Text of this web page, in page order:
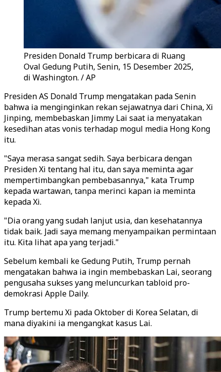
Presiden Donald Trump berbicara di Ruang
Oval Gedung Putih, Senin, 15 Desember 2025,
di Washington. / AP
Presiden AS Donald Trump mengatakan pada Senin
bahwa ia menginginkan rekan sejawatnya dari China, Xi
Jinping, membebaskan Jimmy Lai saat ia menyatakan
kesedihan atas vonis terhadap mogul media Hong Kong
itu.
"Saya merasa sangat sedih. Saya berbicara dengan
Presiden Xi tentang hal itu, dan saya meminta agar
mempertimbangkan pembebasannya," kata Trump
kepada wartawan, tanpa merinci kapan ia meminta
kepada Xi.
"Dia orang yang sudah lanjut usia, dan kesehatannya
tidak baik. Jadi saya memang menyampaikan permintaan
itu. Kita lihat apa yang terjadi."
Sebelum kembali ke Gedung Putih, Trump pernah
mengatakan bahwa ia ingin membebaskan Lai, seorang
pengusaha sukses yang meluncurkan tabloid pro-
demokrasi Apple Daily.
Trump bertemu Xi pada Oktober di Korea Selatan, di
mana diyakini ia mengangkat kasus Lai.